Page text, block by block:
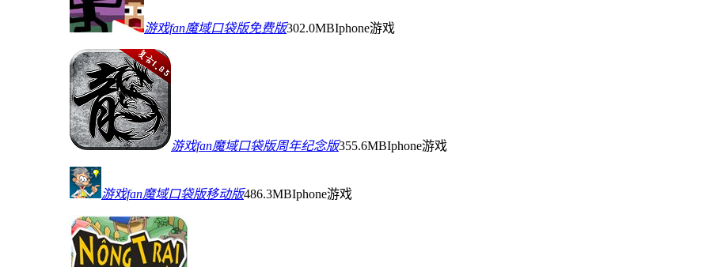
游戏fan魔域口袋版免费版302.0MBIphone游戏
游戏fan魔域口袋版周年纪念版355.6MBIphone游戏
游戏fan魔域口袋版移动版486.3MBIphone游戏